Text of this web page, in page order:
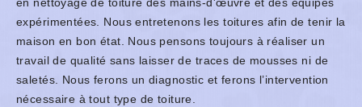
en nettoyage de toiture des mains-d'œuvre et des équipes
expérimentées. Nous entretenons les toitures afin de tenir la
maison en bon état. Nous pensons toujours à réaliser un
travail de qualité sans laisser de traces de mousses ni de
saletés. Nous ferons un diagnostic et ferons l’intervention
nécessaire à tout type de toiture.